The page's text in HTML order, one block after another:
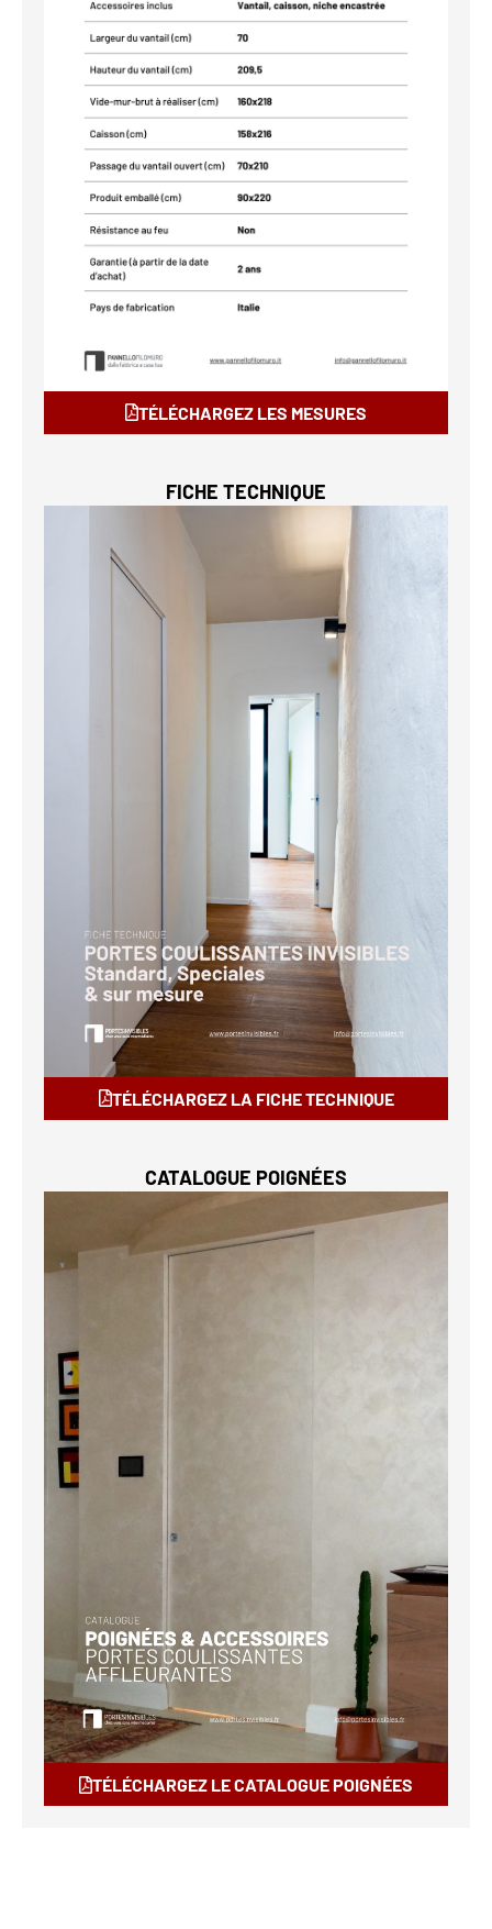
TÉLÉCHARGEZ LES MESURES
FICHE TECHNIQUE
TÉLÉCHARGEZ LA FICHE TECHNIQUE
CATALOGUE POIGNÉES
TÉLÉCHARGEZ LE CATALOGUE POIGNÉES